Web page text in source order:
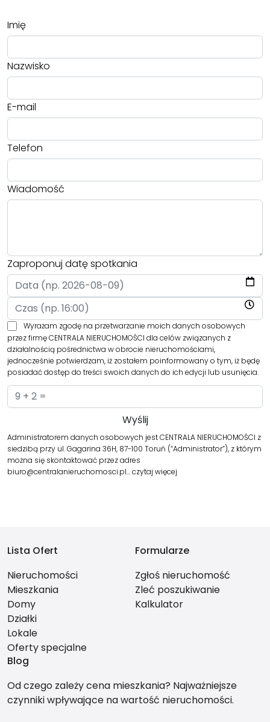
Imię
Nazwisko
E-mail
Telefon
Wiadomość
Zaproponuj datę spotkania
Wyrażam zgodę na przetwarzanie moich danych osobowych
przez firmę CENTRALA NIERUCHOMOŚCI dla celów związanych z
działalnością pośrednictwa w obrocie nieruchomościami,
jednocześnie potwierdzam, iż zostałem poinformowany o tym, iż będę
posiadać dostęp do treści swoich danych do ich edycji lub usunięcia.
Administratorem danych osobowych jest CENTRALA NIERUCHOMOŚCI z
siedzibą przy ul. Gagarina 36H, 87-100 Toruń (“Administrator”), z którym
można się skontaktować przez adres
biuro@centralanieruchomosci.pl…czytaj więcej
Lista Ofert
Nieruchomości
Mieszkania
Domy
Działki
Lokale
Oferty specjalne
Formularze
Zgłoś nieruchomość
Zleć poszukiwanie
Kalkulator
Blog
Od czego zależy cena mieszkania? Najważniejsze
czynniki wpływające na wartość nieruchomości.